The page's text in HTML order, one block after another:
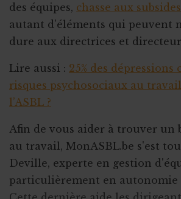
des équipes, chasse aux subsides
autant d'éléments qui peuvent
dure aux directrices et
Lire aussi : 25% des dépressions
risques psychosociaux au
l’ASBL ?
Afin de vous aider à trouver un
au travail, MonASBL.be s'est
Deville, experte en gestion
particulièrement en autonomie